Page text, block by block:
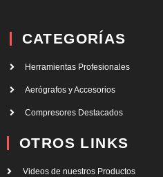
CATEGORÍAS
Herramientas Profesionales
Aerógrafos y Accesorios
Compresores Destacados
OTROS LINKS
Videos de nuestros Productos